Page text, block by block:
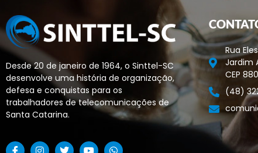
Desde 20 de janeiro de 1964, o Sinttel-SC
desenvolve uma história de organização,
defesa e conquistas para os
trabalhadores de telecomunicações de
Santa Catarina.
Rua
Jardim
CEP
(48)